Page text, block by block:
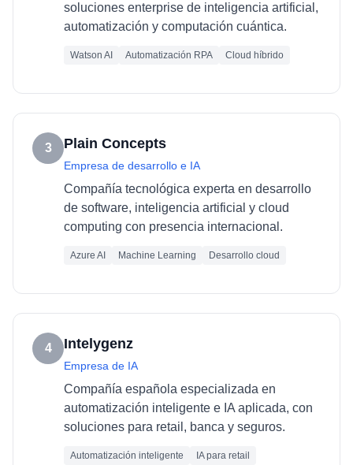
soluciones enterprise de inteligencia artificial,
automatización y computación cuántica.
Watson AI Automatización RPA Cloud híbrido
3 Plain Concepts
Empresa de desarrollo e IA
Compañía tecnológica experta en desarrollo
de software, inteligencia artificial y cloud
computing con presencia internacional.
Azure AI Machine Learning Desarrollo cloud
4 Intelygenz
Empresa de IA
Compañía española especializada en
automatización inteligente e IA aplicada, con
soluciones para retail, banca y seguros.
Automatización inteligente
IA para retail